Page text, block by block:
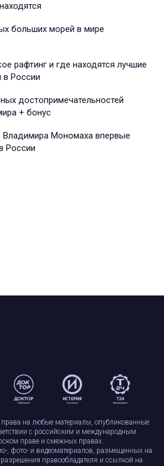
больших морей в мире
рафтинг и где находятся лучшие
в России
достопримечательностей
+ бонус
Владимира Мономаха впервые
России
на любые материалы, опубликованные
с российским и международным
праве и смежных правах.
, фото- и видеоматериалов, размещенных на
разрешения правообладателя и ссылкой на